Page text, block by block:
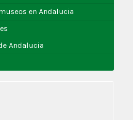
en Andalucia
Andalucia